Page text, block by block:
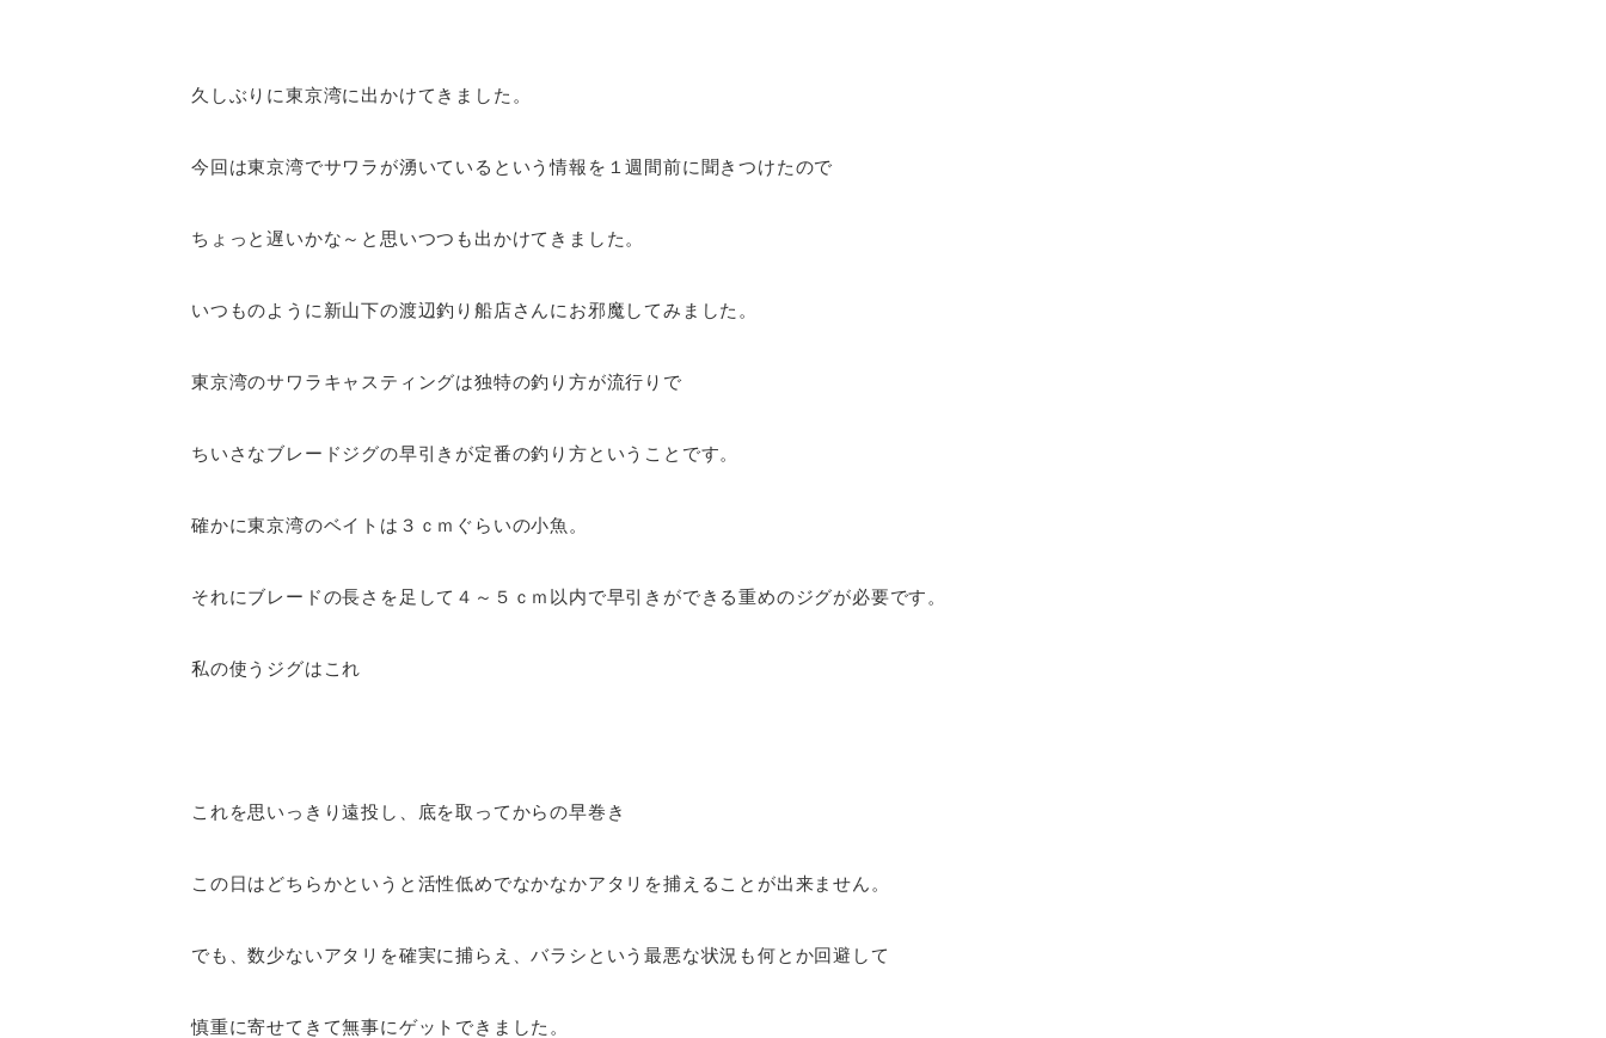
久しぶりに東京湾に出かけてきました。
今回は東京湾でサワラが湧いているという情報を１週間前に聞きつけたので
ちょっと遅いかな～と思いつつも出かけてきました。
いつものように新山下の渡辺釣り船店さんにお邪魔してみました。
東京湾のサワラキャスティングは独特の釣り方が流行りで
ちいさなブレードジグの早引きが定番の釣り方ということです。
確かに東京湾のベイトは３ｃｍぐらいの小魚。
それにブレードの長さを足して４～５ｃｍ以内で早引きができる重めのジグが必要です。
私の使うジグはこれ
これを思いっきり遠投し、底を取ってからの早巻き
この日はどちらかというと活性低めでなかなかアタリを捕えることが出来ません。
でも、数少ないアタリを確実に捕らえ、バラシという最悪な状況も何とか回避して
慎重に寄せてきて無事にゲットできました。